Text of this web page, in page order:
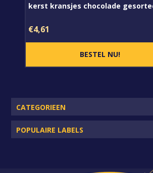
kerst kransjes chocolade
€4,61
CATEGORIEEN
POPULAIRE LABELS